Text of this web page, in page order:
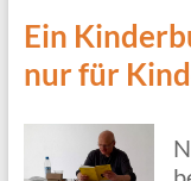
Ein
nur für